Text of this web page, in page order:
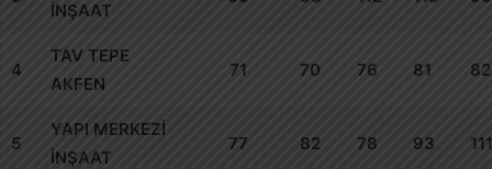
İNŞAAT
4
TAV TEPE
AKFEN
71 70 76 81 82
5
YAPI MERKEZİ
İNŞAAT
77 82 78 93 111